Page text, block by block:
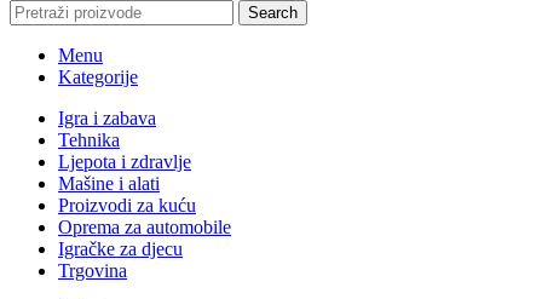
Search
Menu
Kategorije
Igra i zabava
Tehnika
Ljepota i zdravlje
Mašine i alati
Proizvodi za kuću
Oprema za automobile
Igračke za djecu
Trgovina